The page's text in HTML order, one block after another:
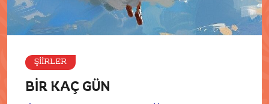
ŞIIRLER
BİR KAÇ GÜN